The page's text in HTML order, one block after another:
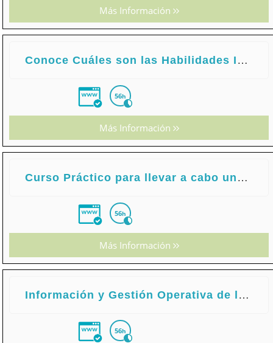
Más Información
Conoce Cuáles son las Habilidades Imprescindibles para Ejercer el Liderazgo
56h
Más Información
Curso Práctico para llevar a cabo una Ficha de Almacén
56h
Más Información
Información y Gestión Operativa de la Compraventa Internacional
56h